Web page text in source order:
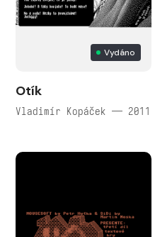
Vydáno
Otík
Vladimír Kopáček — 2011